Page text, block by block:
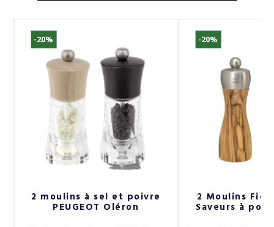
-20%
2 moulins à sel et poivre
PEUGEOT Oléron
-20%
2 Moulins Fidji
Saveurs à